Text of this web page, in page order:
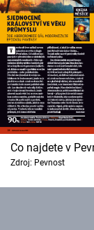
Přihlášení
Sledujte nás
Co najdete v
Zdroj: Pevnost